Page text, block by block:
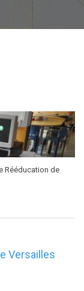
Rééducation de
Versailles